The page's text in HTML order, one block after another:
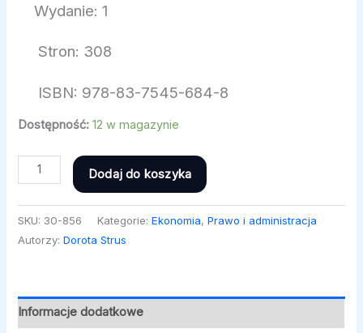
Wydanie: 1
Stron: 308
ISBN: 978-83-7545-684-8
Dostępność: 12 w magazynie
Dodaj do koszyka
SKU: 30-856 Kategorie:Ekonomia,Prawo i administracja
Autorzy:Dorota Strus
Informacje dodatkowe